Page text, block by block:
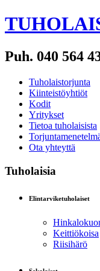
Puh. 040 564
Tuholaistorjunta
Kiinteistöyhtiöt
Kodit
Yritykset
Tietoa tuholaisista
Ota yhteyttä
Tuholaisia
Elintarviketuholaiset
Keittiökoisa
Riisihärö